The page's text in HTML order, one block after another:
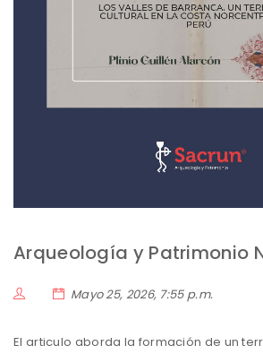
Arqueología y Patrimonio
Mayo 25, 2026, 7:55 p.m.
El articulo aborda la formación de un